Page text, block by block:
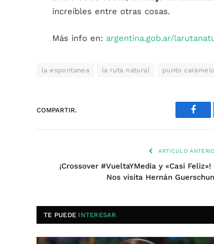
increíbles entre otras cosas.
Más info en: argentina.gob.ar/
la espontanea la ruta natural punto caramelo
COMPARTIR.
ARTÍCULO
¡Crossover #VueltaYMedia y «Casi Feliz»!
Nos visita Hernán
TE PUEDE INTERESAR